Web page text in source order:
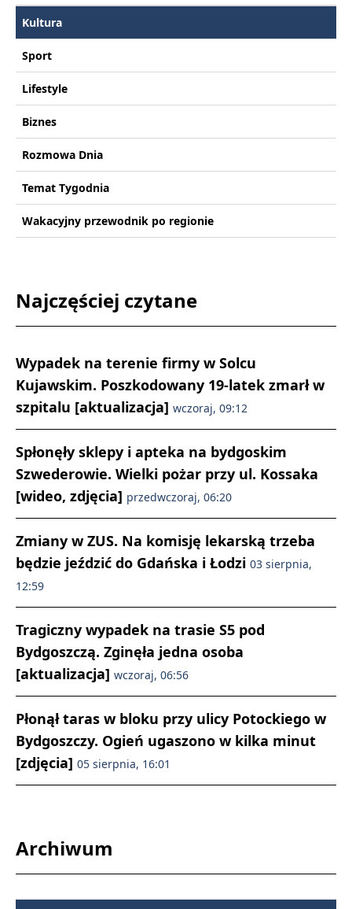
Kultura
Sport
Lifestyle
Biznes
Rozmowa Dnia
Temat Tygodnia
Wakacyjny przewodnik po regionie
Najczęściej czytane
Wypadek na terenie firmy w Solcu
Kujawskim. Poszkodowany 19-latek zmarł w
szpitalu [aktualizacja] wczoraj, 09:12
Spłonęły sklepy i apteka na bydgoskim
Szwederowie. Wielki pożar przy ul. Kossaka
[wideo, zdjęcia] przedwczoraj, 06:20
Zmiany w ZUS. Na komisję lekarską trzeba
będzie jeździć do Gdańska i Łodzi 03 sierpnia,
12:59
Tragiczny wypadek na trasie S5 pod
Bydgoszczą. Zginęła jedna osoba
[aktualizacja] wczoraj, 06:56
Płonął taras w bloku przy ulicy Potockiego w
Bydgoszczy. Ogień ugaszono w kilka minut
[zdjęcia] 05 sierpnia, 16:01
Archiwum